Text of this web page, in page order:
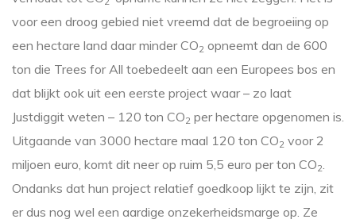
voor een droog gebied niet vreemd dat de begroeiing op
een hectare land daar minder CO2 opneemt dan de 600
ton die Trees for All toebedeelt aan een Europees bos en
dat blijkt ook uit een eerste project waar – zo laat
Justdiggit weten – 120 ton CO2 per hectare opgenomen is.
Uitgaande van 3000 hectare maal 120 ton CO2 voor 2
miljoen euro, komt dit neer op ruim 5,5 euro per ton CO2
Ondanks dat hun project relatief goedkoop lijkt te zijn, zit
er dus nog wel een aardige onzekerheidsmarge op. Ze